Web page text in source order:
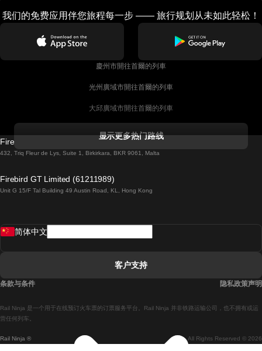
我们的免费应用伴您旅程每一步 —— 旅行规划从未如此轻松！
慶州市開往首爾的列車
光州廣域市開往首爾的列車
大邱廣域市開往首爾的列車
都柏林開往戈尔韦的列車
羅馬開往拿坡里的列車
馬德里開往巴塞罗那的列車
显示更多热门路线
Firebird GT Limited (OC 1451)
432, Triq Fleur de Lys, Suite 1, Birkirkara, BKR 9061, Malta
Firebird GT Limited (61211989)
Unit G 15/F Tal Building 49 Austin Road, KL, Hong Kong
Rail Ninja ® All Rights Reserved © 2026
Rail Ninja 是一个用于在线预订火车票的订票服务平台。Rail Ninja 并非铁路运输公司，也不拥有或运
营任何列车。
简体中文
客户支持
条款与条件 隐私政策声明